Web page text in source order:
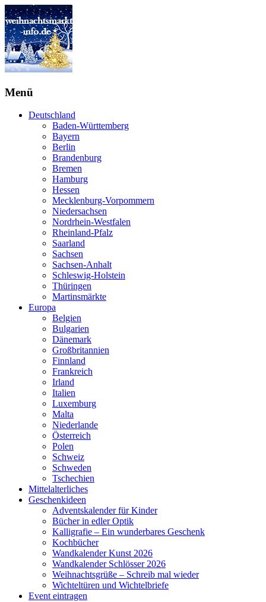
Menü
Deutschland
Baden-Württemberg
Bayern
Berlin
Brandenburg
Bremen
Hamburg
Hessen
Mecklenburg-Vorpommern
Niedersachsen
Nordrhein-Westfalen
Rheinland-Pfalz
Saarland
Sachsen
Sachsen-Anhalt
Schleswig-Holstein
Thüringen
Martinsmärkte
Europa
Belgien
Bulgarien
Dänemark
Großbritannien
Finnland
Frankreich
Irland
Italien
Luxemburg
Malta
Niederlande
Österreich
Polen
Schweiz
Schweden
Tschechien
Mittelalterliches
Geschenkideen
Adventskalender für Kinder
Bücher in edler Optik
Kalligrafie – Ein wunderbares Geschenk
Kochbücher
Wandkalender Kunst 2026
Wandkalender Schlösser 2026
Weihnachtsgrüße – Schreib mal wieder
Wichteltüren und Wichtelbriefe
Event eintragen